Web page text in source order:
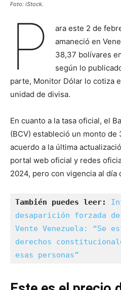
Foto: iStock.
P
ara este 2 de
amaneció en
38,37 bolívares
según lo
parte, Monitor Dólar lo cotiza
unidad de divisa.
En cuanto a la tasa oficial, el
(BCV) estableció un monto de
acuerdo a la última
portal web oficial y redes
2024, pero con vigencia al día
También puedes leer:
desaparición forzada
Vente Venezuela: “Se
derechos
esas personas”